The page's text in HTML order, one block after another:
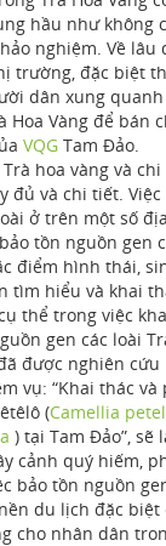
hầu như không
nghiệm. Về
trường, đặc biệt
dân xung quanh
Hoa Vàng để bán
VQG Tam Đảo.
hoa vàng và chi
đủ và chi tiết.
ở trên một số
tồn nguồn gen
điểm hình thái,
hiểu và khai
thể trong việc
gen các loài
được nghiên cứu
vụ: “Khai thác
(Camellia
) tại Tam Đảo”,
cảnh quý hiếm,
bảo tồn nguồn
du lịch đặc
cho nhân dân